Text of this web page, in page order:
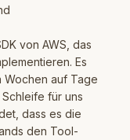
von AWS, das
Es
Wochen auf Tage
für uns
dass es die
den Tool-